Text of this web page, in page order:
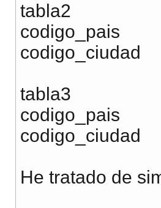
tabla2
codigo_pais
codigo_ciudad
tabla3
codigo_pais
codigo_ciudad
He tratado de